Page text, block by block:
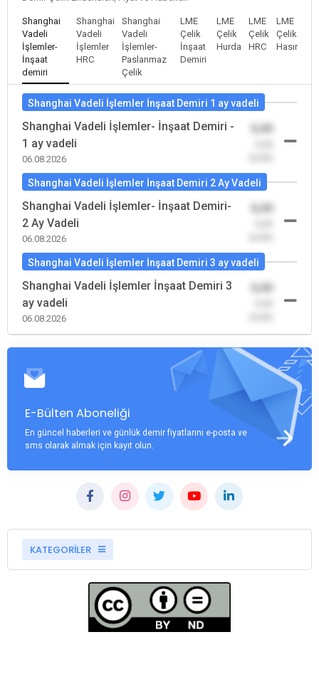
Shanghai
Vadeli
İşlemler-
İnşaat
demiri
Shanghai
Vadeli
İşlemler
HRC
Shanghai
Vadeli
İşlemler-
Paslanmaz
Çelik
LME
Çelik
İnşaat
Demiri
LME
Çelik
Hurda
LME
Çelik
HRC
LME
Çelik
Hasır
Shanghai Vadeli İşlemler İnşaat Demiri 1 ay vadeli
Shanghai Vadeli İşlemler- İnşaat Demiri -
1 ay vadeli
06.08.2026
0,00
Shanghai Vadeli İşlemler İnşaat Demiri 2 Ay Vadeli
Shanghai Vadeli İşlemler- İnşaat Demiri-
2 Ay Vadeli
06.08.2026
0,00
Shanghai Vadeli İşlemler İnşaat Demiri 3 ay vadeli
Shanghai Vadeli İşlemler İnşaat Demiri 3
ay vadeli
06.08.2026
0,00
E-Bülten Aboneliği
En güncel haberleri ve günlük demir fiyatlarını e-posta ve
sms olarak almak için kayıt olun.
KATEGORİLER